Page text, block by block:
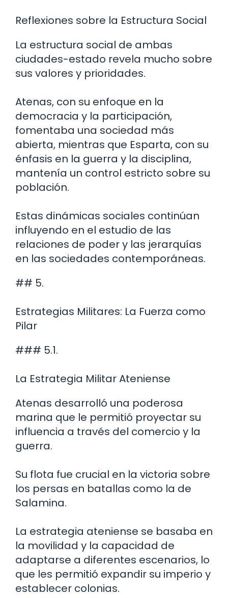
Reflexiones sobre la Estructura Social
La estructura social de ambas
ciudades-estado revela mucho sobre
sus valores y prioridades.
Atenas, con su enfoque en la
democracia y la participación,
fomentaba una sociedad más
abierta, mientras que Esparta, con su
énfasis en la guerra y la disciplina,
mantenía un control estricto sobre su
población.
Estas dinámicas sociales continúan
influyendo en el estudio de las
relaciones de poder y las jerarquías
en las sociedades contemporáneas.
## 5.
Estrategias Militares: La Fuerza como
Pilar
### 5.1.
La Estrategia Militar Ateniense
Atenas desarrolló una poderosa
marina que le permitió proyectar su
influencia a través del comercio y la
guerra.
Su flota fue crucial en la victoria sobre
los persas en batallas como la de
Salamina.
La estrategia ateniense se basaba en
la movilidad y la capacidad de
adaptarse a diferentes escenarios, lo
que les permitió expandir su imperio y
establecer colonias.